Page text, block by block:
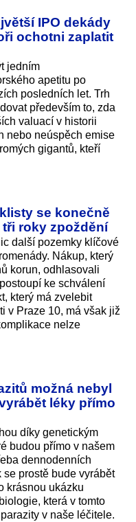
IPO dekády
ochotni zaplatit
jedním
apetitu po
posledních let. Trh
především to, zda
valuací v historii
nebo neúspěch emise
gigantů, kteří
se konečně
roky zpoždění
další pozemky klíčové
Nákup, který
korun, odhlasovali
ke schválení
který má zvelebit
v Praze 10, má však již
nelze
možná nebyl
léky přímo
díky genetickým
budou přímo v našem
dennodenních
prostě bude vyrábět
krásnou ukázku
která v tomto
v naše léčitele.